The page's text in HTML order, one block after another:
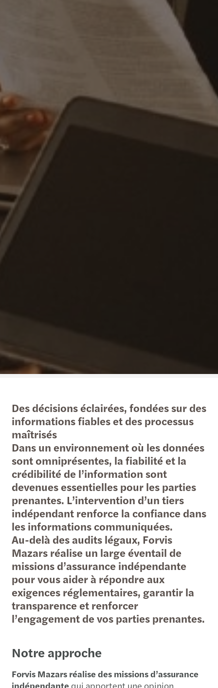
Des décisions éclairées, fondées sur des
informations fiables et des processus
maîtrisés
Dans un environnement où les données
sont omniprésentes, la fiabilité et la
crédibilité de l’information sont
devenues essentielles pour les parties
prenantes. L’intervention d’un tiers
indépendant renforce la confiance dans
les informations communiquées.
Au-delà des audits légaux, Forvis
Mazars réalise un large éventail de
missions d’assurance indépendante
pour vous aider à répondre aux
exigences réglementaires, garantir la
transparence et renforcer
l’engagement de vos parties prenantes.
Notre approche
Forvis Mazars réalise des missions d’assurance
indépendante qui apportent une opinion